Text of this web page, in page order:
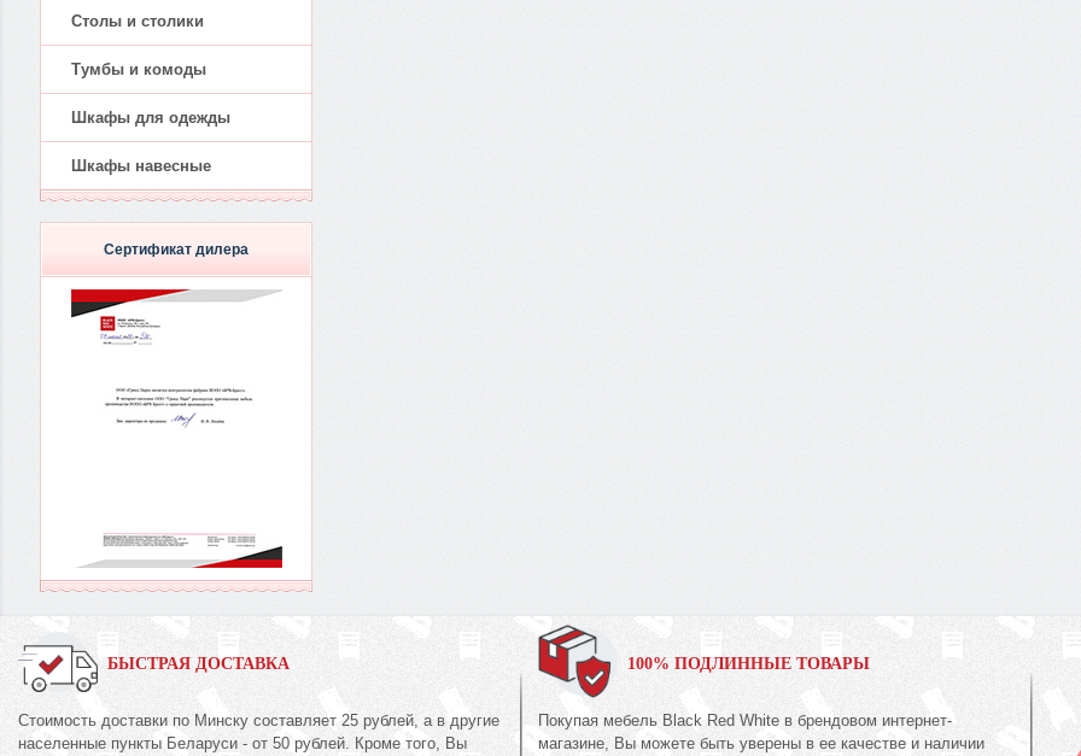
Столы и столики
Тумбы и комоды
Шкафы для одежды
Шкафы навесные
Сертификат дилера
БЫСТРАЯ ДОСТАВКА
Стоимость доставки по Минску составляет 25 рублей, а в другие
населенные пункты Беларуси - от 50 рублей. Кроме того, Вы
100% ПОДЛИННЫЕ ТОВАРЫ
Покупая мебель Black Red White в брендовом интернет-
магазине, Вы можете быть уверены в ее качестве и наличии